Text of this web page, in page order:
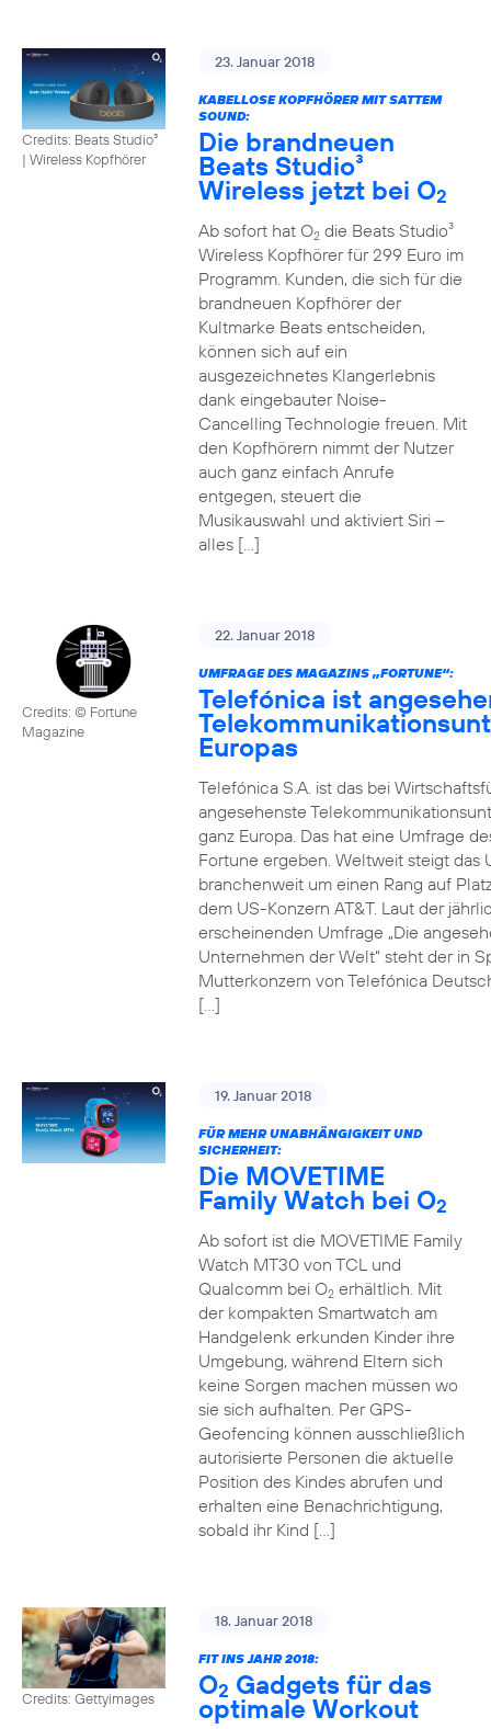
Credits: Beats Studio³
| Wireless Kopfhörer
23. Januar 2018
KABELLOSE KOPFHÖRER MIT SATTEM
SOUND:
Die brandneuen
Beats Studio³
Wireless jetzt bei O2
Ab sofort hat O2die Beats Studio³
Wireless Kopfhörer für 299 Euro im
Programm. Kunden, die sich für die
brandneuen Kopfhörer der
Kultmarke Beats entscheiden,
können sich auf ein
ausgezeichnetes Klangerlebnis
dank eingebauter Noise-
Cancelling Technologie freuen. Mit
den Kopfhörern nimmt der Nutzer
auch ganz einfach Anrufe
entgegen, steuert die
Musikauswahl und aktiviert Siri –
alles […]
Credits: © Fortune
Magazine
22. Januar 2018
UMFRAGE DES MAGAZINS „FORTUNE“:
Telefónica ist
Europas
Telefónica S.A. ist das bei
angesehenste
ganz Europa. Das hat eine Umfrage
Fortune ergeben. Weltweit steigt das
branchenweit um einen Rang auf
dem US-Konzern AT&T. Laut der
erscheinenden Umfrage „Die
Unternehmen der Welt“ steht der in
Mutterkonzern von Telefónica
[…]
19. Januar 2018
FÜR MEHR UNABHÄNGIGKEIT UND
SICHERHEIT:
Die MOVETIME
Family Watch bei O2
Ab sofort ist die MOVETIME Family
Watch MT30 von TCL und
Qualcomm bei O2erhältlich. Mit
der kompakten Smartwatch am
Handgelenk erkunden Kinder ihre
Umgebung, während Eltern sich
keine Sorgen machen müssen wo
sie sich aufhalten. Per GPS-
Geofencing können ausschließlich
autorisierte Personen die aktuelle
Position des Kindes abrufen und
erhalten eine Benachrichtigung,
sobald ihr Kind […]
Credits: Gettyimages
18. Januar 2018
FIT INS JAHR 2018:
O2 Gadgets für das
optimale Workout